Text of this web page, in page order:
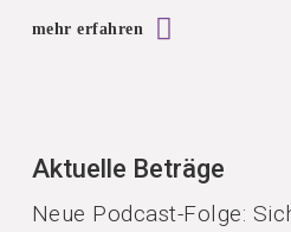
mehr erfahren
Aktuelle Beträge
Neue Podcast-Folge: